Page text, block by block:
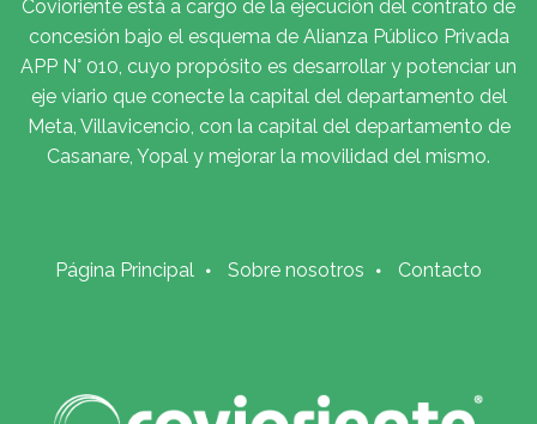
Covioriente está a cargo de la ejecución del contrato de
concesión bajo el esquema de Alianza Público Privada
APP N° 010, cuyo propósito es desarrollar y potenciar un
eje viario que conecte la capital del departamento del
Meta, Villavicencio, con la capital del departamento de
Casanare, Yopal y mejorar la movilidad del mismo.
Página Principal Sobre nosotros Contacto